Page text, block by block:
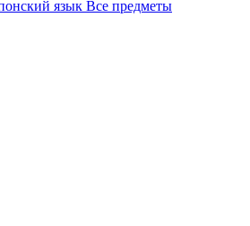
язык Все предметы